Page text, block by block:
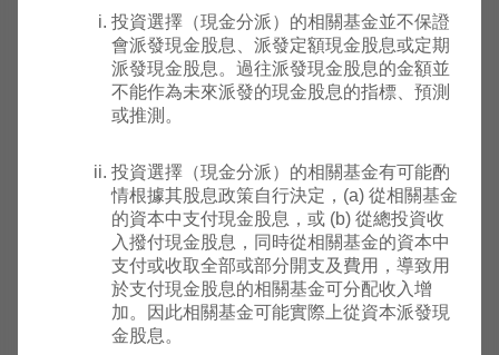
基金
月03
日
元
霸菱國
際傘子
東協基
金 (A類
別)
月01
日
元
高
霸菱國
際傘子
基金 -
霸菱澳
1981
投資選擇（現金分派）的相關基金並不保證
會派發現金股息、派發定額現金股息或定期
派發現金股息。過往派發現金股息的金額並
不能作為未來派發的現金股息的指標、預測
或推測。
投資選擇（現金分派）的相關基金有可能酌
情根據其股息政策自行決定，(a) 從相關基金
的資本中支付現金股息，或 (b) 從總投資收
入撥付現金股息，同時從相關基金的資本中
支付或收取全部或部分開支及費用，導致用
於支付現金股息的相關基金可分配收入增
加。因此相關基金可能實際上從資本派發現
金股息。